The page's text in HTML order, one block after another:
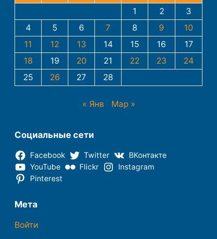
1
2
3
4
5 6 7 8 9
10
11
12 13 14 15 16
17
18
19 20 21 22 23
24
25
26 27 28
« Янв Мар »
Социальные сети
Facebook Twitter
ВКонтакте
YouTube
Flickr
Instagram
Pinterest
Мета
Войти